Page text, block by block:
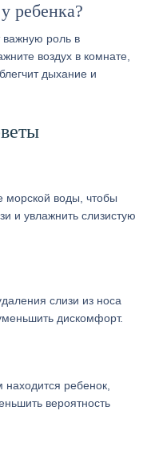
ребенка?
важную роль в
воздух в комнате,
дыхание и
морской воды, чтобы
и увлажнить слизистую
слизи из носа
дискомфорт.
ребенок,
вероятность